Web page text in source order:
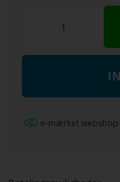
e-mærket webshop